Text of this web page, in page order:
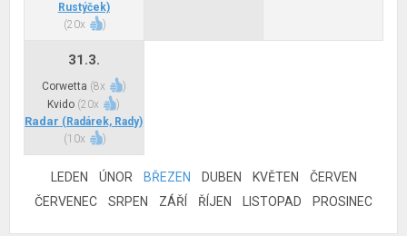
Rustýček)
(20x )
31.3.
Corwetta (8x
)
Kvido (20x )
Radar (Radárek, Rady)
(10x )
LEDEN ÚNOR BŘEZEN DUBEN KVĚTEN
ČERVEN
ČERVENEC
SRPEN ZÁŘÍ ŘÍJEN LISTOPAD PROSINEC